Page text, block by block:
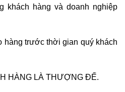
khách hàng và doanh nghiệp
hàng trước thời gian quý khách
HÀNG LÀ THƯỢNG ĐẾ.